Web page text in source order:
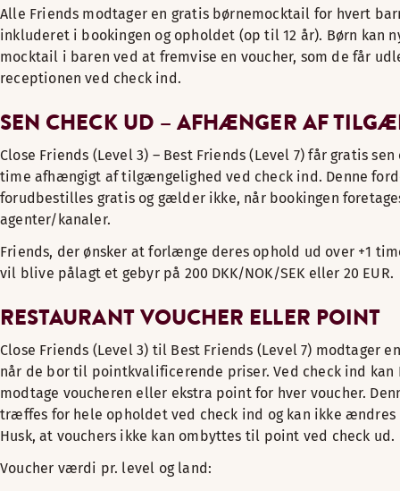
Alle Friends modtager en gratis børnemocktail for hvert
inkluderet i bookingen og opholdet (op til 12 år). Børn kan
mocktail i baren ved at fremvise en voucher, som de får
receptionen ved check ind.
SEN CHECK UD – AFHÆNGER AF
Close Friends (Level 3) – Best Friends (Level 7) får gratis sen
time afhængigt af tilgængelighed ved check ind. Denne
forudbestilles gratis og gælder ikke, når bookingen
agenter/kanaler.
Friends, der ønsker at forlænge deres ophold ud over +1
vil blive pålagt et gebyr på 200 DKK/NOK/SEK eller 20 EUR.
RESTAURANT VOUCHER ELLER POINT
Close Friends (Level 3) til Best Friends (Level 7) modtager
når de bor til pointkvalificerende priser. Ved check ind
modtage voucheren eller ekstra point for hver voucher.
træffes for hele opholdet ved check ind og kan ikke
Husk, at vouchers ikke kan ombyttes til point ved check ud.
Voucher værdi pr. level og land: